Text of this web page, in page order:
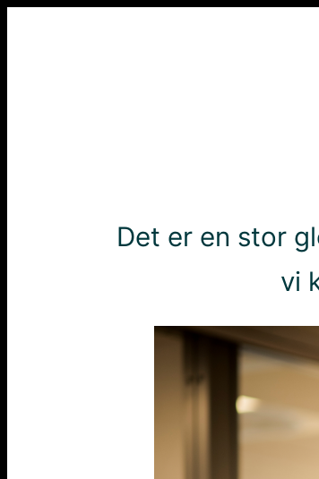
Det er en stor
vi